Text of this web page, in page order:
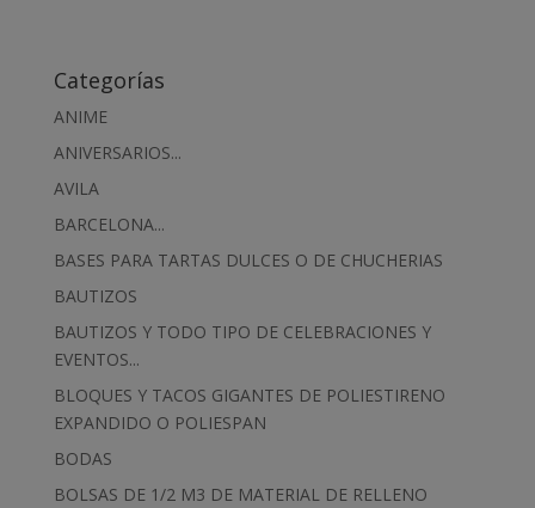
Categorías
ANIME
ANIVERSARIOS...
AVILA
BARCELONA...
BASES PARA TARTAS DULCES O DE CHUCHERIAS
BAUTIZOS
BAUTIZOS Y TODO TIPO DE CELEBRACIONES Y
EVENTOS...
BLOQUES Y TACOS GIGANTES DE POLIESTIRENO
EXPANDIDO O POLIESPAN
BODAS
BOLSAS DE 1/2 M3 DE MATERIAL DE RELLENO